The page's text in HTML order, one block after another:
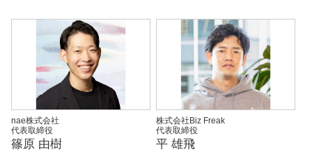
nae株式会社
代表取締役
篠原 由樹
株式会社Biz Freak
代表取締役
平 雄飛